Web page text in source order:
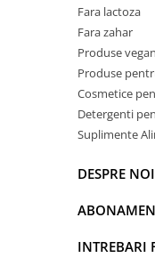
Fara lactoza
Fara zahar
Produse
Produse
Cosmetice
Detergenti
Suplimente
DESPRE NOI
INTREBARI